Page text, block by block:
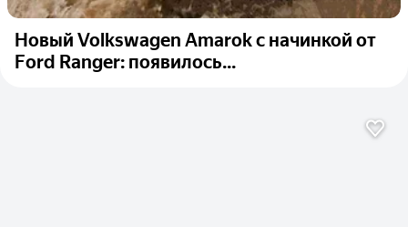
Новый Volkswagen Amarok с начинкой от
Ford Ranger: появилось...